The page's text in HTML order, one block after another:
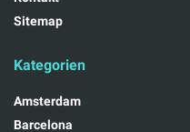
Sitemap
Kategorien
Amsterdam
Barcelona